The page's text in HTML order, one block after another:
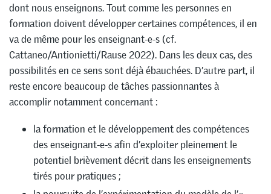
dont nous enseignons. Tout comme les personnes en
formation doivent développer certaines compétences, il en
va de même pour les enseignant-e-s (cf.
Cattaneo/Antionietti/Rause 2022). Dans les deux cas, des
possibilités en ce sens sont déjà ébauchées. D’autre part, il
reste encore beaucoup de tâches passionnantes à
accomplir notamment concernant :
la formation et le développement des compétences
des enseignant-e-s afin d’exploiter pleinement le
potentiel brièvement décrit dans les enseignements
tirés pour pratiques ;